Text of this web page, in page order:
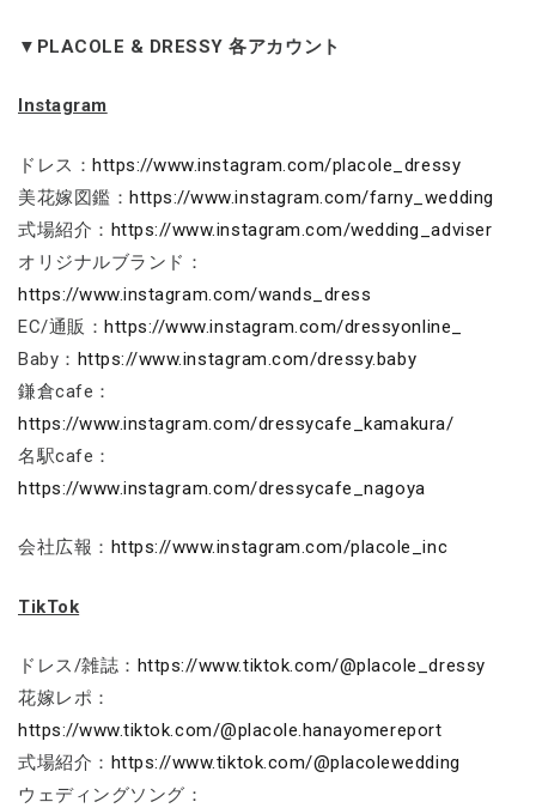
▼PLACOLE & DRESSY 各アカウント
Instagram
ドレス：https://www.instagram.com/placole_dressy
美花嫁図鑑：https://www.instagram.com/farny_wedding
式場紹介： https://www.instagram.com/wedding_adviser
オリジナルブランド：
https://www.instagram.com/wands_dress
EC/通販：https://www.instagram.com/dressyonline_
Baby： https://www.instagram.com/dressy.baby
鎌倉cafe：
https://www.instagram.com/dressycafe_kamakura/
名駅cafe：
https://www.instagram.com/dressycafe_nagoya
会社広報： https://www.instagram.com/placole_inc
TikTok
ドレス/雑誌： https://www.tiktok.com/@placole_dressy
花嫁レポ：
https://www.tiktok.com/@placole.hanayomereport
式場紹介： https://www.tiktok.com/@placolewedding
ウェディングソング：